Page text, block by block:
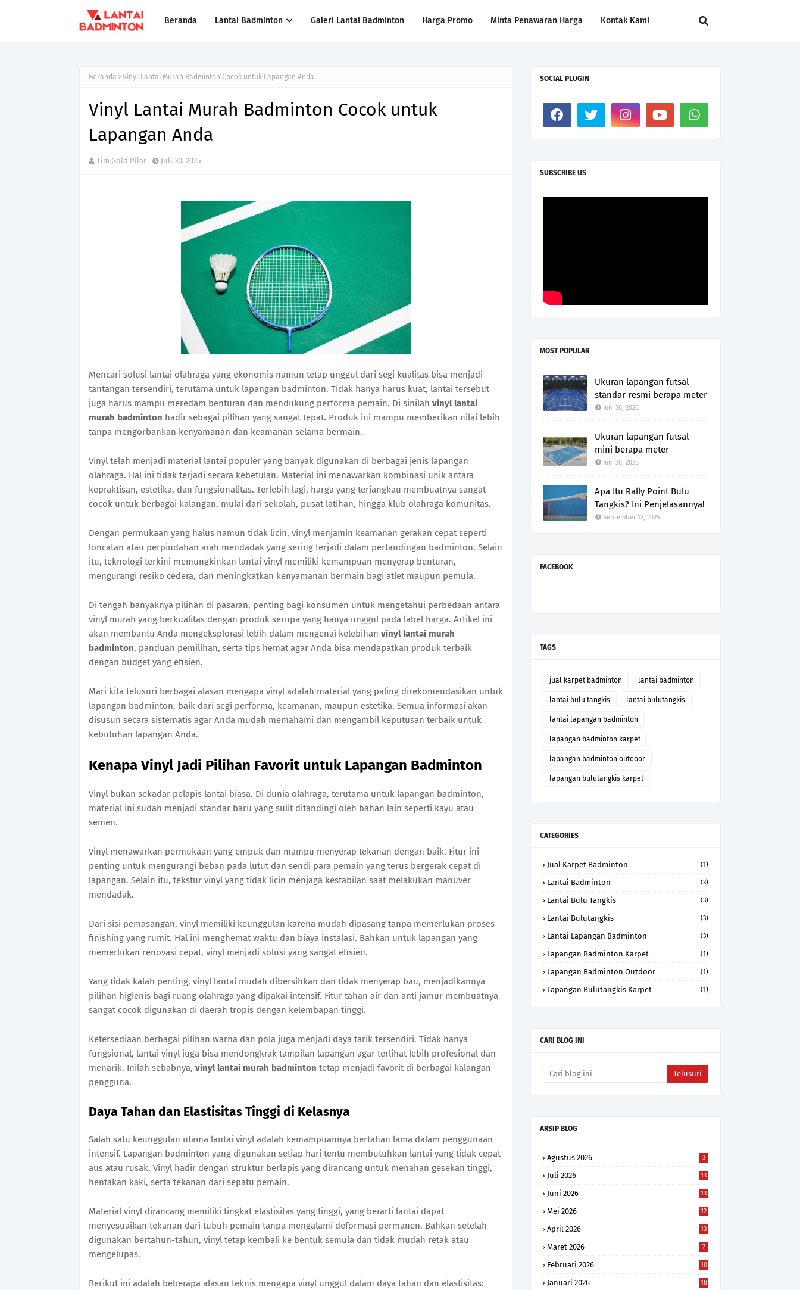
Beranda Lantai Badminton Galeri Lantai Badminton Harga Promo Minta Penawaran Harga Kontak Kami
Beranda Vinyl Lantai Murah Badminton Cocok untuk Lapangan Anda
Vinyl Lantai Murah Badminton Cocok untuk
Lapangan Anda
Tim Gold Pilar Juli 30, 2025
Mencari solusi lantai olahraga yang ekonomis namun tetap unggul dari segi kualitas bisa menjadi
tantangan tersendiri, terutama untuk lapangan badminton. Tidak hanya harus kuat, lantai tersebut
juga harus mampu meredam benturan dan mendukung performa pemain. Di sinilah vinyl lantai
murah badminton hadir sebagai pilihan yang sangat tepat. Produk ini mampu memberikan nilai lebih
tanpa mengorbankan kenyamanan dan keamanan selama bermain.
Vinyl telah menjadi material lantai populer yang banyak digunakan di berbagai jenis lapangan
olahraga. Hal ini tidak terjadi secara kebetulan. Material ini menawarkan kombinasi unik antara
kepraktisan, estetika, dan fungsionalitas. Terlebih lagi, harga yang terjangkau membuatnya sangat
cocok untuk berbagai kalangan, mulai dari sekolah, pusat latihan, hingga klub olahraga komunitas.
Dengan permukaan yang halus namun tidak licin, vinyl menjamin keamanan gerakan cepat seperti
loncatan atau perpindahan arah mendadak yang sering terjadi dalam pertandingan badminton. Selain
itu, teknologi terkini memungkinkan lantai vinyl memiliki kemampuan menyerap benturan,
mengurangi resiko cedera, dan meningkatkan kenyamanan bermain bagi atlet maupun pemula.
Di tengah banyaknya pilihan di pasaran, penting bagi konsumen untuk mengetahui perbedaan antara
vinyl murah yang berkualitas dengan produk serupa yang hanya unggul pada label harga. Artikel ini
akan membantu Anda mengeksplorasi lebih dalam mengenai kelebihan vinyl lantai murah
badminton, panduan pemilihan, serta tips hemat agar Anda bisa mendapatkan produk terbaik
dengan budget yang efisien.
Mari kita telusuri berbagai alasan mengapa vinyl adalah material yang paling direkomendasikan untuk
lapangan badminton, baik dari segi performa, keamanan, maupun estetika. Semua informasi akan
disusun secara sistematis agar Anda mudah memahami dan mengambil keputusan terbaik untuk
kebutuhan lapangan Anda.
Kenapa Vinyl Jadi Pilihan Favorit untuk Lapangan Badminton
Vinyl bukan sekadar pelapis lantai biasa. Di dunia olahraga, terutama untuk lapangan badminton,
material ini sudah menjadi standar baru yang sulit ditandingi oleh bahan lain seperti kayu atau
semen.
Vinyl menawarkan permukaan yang empuk dan mampu menyerap tekanan dengan baik. Fitur ini
penting untuk mengurangi beban pada lutut dan sendi para pemain yang terus bergerak cepat di
lapangan. Selain itu, tekstur vinyl yang tidak licin menjaga kestabilan saat melakukan manuver
mendadak.
Dari sisi pemasangan, vinyl memiliki keunggulan karena mudah dipasang tanpa memerlukan proses
finishing yang rumit. Hal ini menghemat waktu dan biaya instalasi. Bahkan untuk lapangan yang
memerlukan renovasi cepat, vinyl menjadi solusi yang sangat efisien.
Yang tidak kalah penting, vinyl lantai mudah dibersihkan dan tidak menyerap bau, menjadikannya
pilihan higienis bagi ruang olahraga yang dipakai intensif. Fitur tahan air dan anti jamur membuatnya
sangat cocok digunakan di daerah tropis dengan kelembapan tinggi.
Ketersediaan berbagai pilihan warna dan pola juga menjadi daya tarik tersendiri. Tidak hanya
fungsional, lantai vinyl juga bisa mendongkrak tampilan lapangan agar terlihat lebih profesional dan
menarik. Inilah sebabnya, vinyl lantai murah badminton tetap menjadi favorit di berbagai kalangan
pengguna.
Daya Tahan dan Elastisitas Tinggi di Kelasnya
Salah satu keunggulan utama lantai vinyl adalah kemampuannya bertahan lama dalam penggunaan
intensif. Lapangan badminton yang digunakan setiap hari tentu membutuhkan lantai yang tidak cepat
aus atau rusak. Vinyl hadir dengan struktur berlapis yang dirancang untuk menahan gesekan tinggi,
hentakan kaki, serta tekanan dari sepatu pemain.
Material vinyl dirancang memiliki tingkat elastisitas yang tinggi, yang berarti lantai dapat
menyesuaikan tekanan dari tubuh pemain tanpa mengalami deformasi permanen. Bahkan setelah
digunakan bertahun-tahun, vinyl tetap kembali ke bentuk semula dan tidak mudah retak atau
mengelupas.
Berikut ini adalah beberapa alasan teknis mengapa vinyl unggul dalam daya tahan dan elastisitas:
SOCIAL PLUGIN
SUBSCRIBE US
MOST POPULAR
Ukuran lapangan futsal
standar resmi berapa meter
Juni 30, 2026
Ukuran lapangan futsal
mini berapa meter
Juni 30, 2026
Apa Itu Rally Point Bulu
Tangkis? Ini Penjelasannya!
September 12, 2025
FACEBOOK
TAGS
jual karpet badminton lantai badminton
lantai bulu tangkis lantai bulutangkis
lantai lapangan badminton
lapangan badminton karpet
lapangan badminton outdoor
lapangan bulutangkis karpet
CATEGORIES
Jual Karpet Badminton (1)
Lantai Badminton (3)
Lantai Bulu Tangkis (3)
Lantai Bulutangkis (3)
Lantai Lapangan Badminton (3)
Lapangan Badminton Karpet (1)
Lapangan Badminton Outdoor (1)
Lapangan Bulutangkis Karpet (1)
CARI BLOG INI
ARSIP BLOG
Agustus 2026 3
Juli 2026 13
Juni 2026 13
Mei 2026 12
April 2026 13
Maret 2026 7
Februari 2026 10
Januari 2026 18